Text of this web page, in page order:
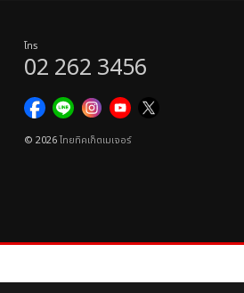
โทร
02 262 3456
© 2026ไทยทิคเก็ตเมเจอร์